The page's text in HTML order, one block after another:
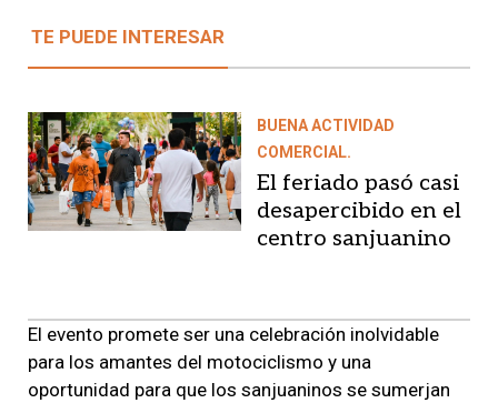
TE PUEDE INTERESAR
BUENA ACTIVIDAD
COMERCIAL.
El feriado pasó casi
desapercibido en el
centro sanjuanino
El evento promete ser una celebración inolvidable
para los amantes del motociclismo y una
oportunidad para que los sanjuaninos se sumerjan